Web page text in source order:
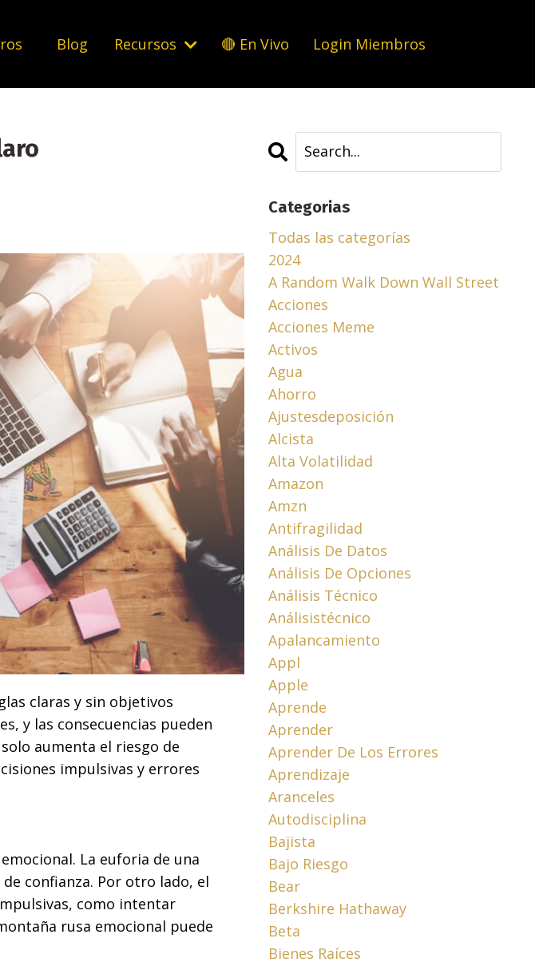
Blog Recursos 🔴 En Vivo Login Miembros
claras y sin objetivos
y las consecuencias pueden
aumenta el riesgo de
impulsivas y errores
La euforia de una
confianza. Por otro lado, el
como intentar
rusa emocional puede
Categorias
Todas las categorías
2024
A Random Walk Down Wall Street
Acciones
Acciones Meme
Activos
Agua
Ahorro
Ajustesdeposición
Alcista
Alta Volatilidad
Amazon
Amzn
Antifragilidad
Análisis De Datos
Análisis De Opciones
Análisis Técnico
Análisistécnico
Apalancamiento
Appl
Apple
Aprende
Aprender
Aprender De Los Errores
Aprendizaje
Aranceles
Autodisciplina
Bajista
Bajo Riesgo
Bear
Berkshire Hathaway
Beta
Bienes Raíces